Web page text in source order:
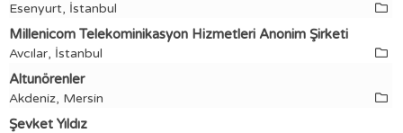
Esenyurt, İstanbul
Millenicom Telekominikasyon Hizmetleri Anonim Şirketi
Avcılar, İstanbul
Altunörenler
Akdeniz, Mersin
Şevket Yıldız